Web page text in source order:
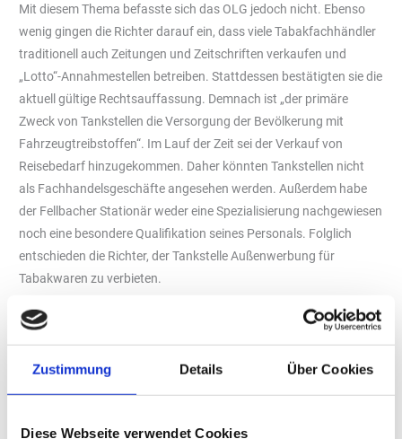
Zustimmung Details Über Cookies
Diese Webseite verwendet Cookies
Mit diesem Thema befasste sich das OLG jedoch nicht. Ebenso
wenig gingen die Richter darauf ein, dass viele Tabakfachhändler
traditionell auch Zeitungen und Zeitschriften verkaufen und
„Lotto“-Annahmestellen betreiben. Stattdessen bestätigten sie die
aktuell gültige Rechtsauffassung. Demnach ist „der primäre
Zweck von Tankstellen die Versorgung der Bevölkerung mit
Fahrzeugtreibstoffen“. Im Lauf der Zeit sei der Verkauf von
Reisebedarf hinzugekommen. Daher könnten Tankstellen nicht
als Fachhandelsgeschäfte angesehen werden. Außerdem habe
der Fellbacher Stationär weder eine Spezialisierung nachgewiesen
noch eine besondere Qualifikation seines Personals. Folglich
entschieden die Richter, der Tankstelle Außenwerbung für
Tabakwaren zu verbieten.
Dieses Urteil feierte „Pro Rauchfrei“ als Sieg. Mit der Schlagzeile
„Großer Rückschlag für die Tabakindustrie – Tankstellen sind
Verein zudem, dass er auch in Hessen und Bayern mehrere
Stationen wegen „gesetzwidriger Außenwerbung“ abgemahnt